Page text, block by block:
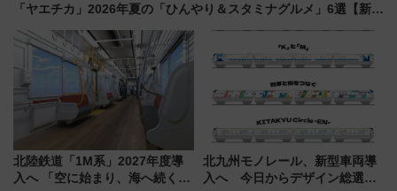
「ヤエチカ」2026年夏の「ひんやり＆スタミナグルメ」6選【新店
北陸鉄道「1M系」2027年度導
入へ 「空に始まり、海へ続く」
北九州モノレール、新型車両導
入へ 今日からデザイン総選挙